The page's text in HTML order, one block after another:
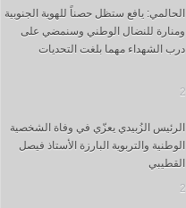
الحالمي: يافع ستظل حصناً للهوية الجنوبية
ومنارة للنضال الوطني وسنمضي على
درب الشهداء مهما بلغت التحديات
الرئيس الزُبيدي يعزّي في وفاة الشخصية
الوطنية والتربوية البارزة الأستاذ فيصل
القطيبي